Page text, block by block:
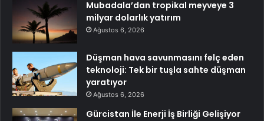
Mubadala’dan tropikal meyveye 3
milyar dolarlık yatırım
Ağustos 6, 2026
Düşman hava savunmasını felç eden
teknoloji: Tek bir tuşla sahte düşman
yaratıyor
Ağustos 6, 2026
Gürcistan İle Enerji İş Birliği Gelişiyor